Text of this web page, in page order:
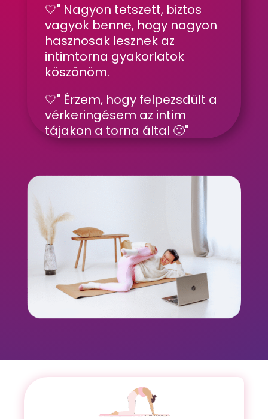
🤍" Nagyon tetszett, biztos
vagyok benne, hogy nagyon
hasznosak lesznek az
intimtorna gyakorlatok
köszönöm.
🤍" Érzem, hogy felpezsdült a
vérkeringésem az intim
tájakon a torna által 🙂"